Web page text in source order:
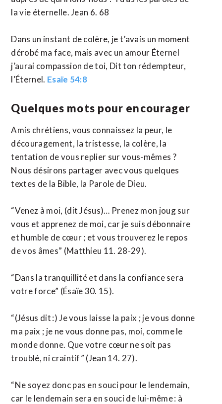
la vie éternelle. Jean 6. 68
Dans un instant de colère, je t’avais un moment
dérobé ma face, mais avec un amour Éternel
j’aurai compassion de toi, Dit ton rédempteur,
l’Éternel. Esaïe 54:8
Quelques mots pour encourager
Amis chrétiens, vous connaissez la peur, le
découragement, la tristesse, la colère, la
tentation de vous replier sur vous-mêmes ?
Nous désirons partager avec vous quelques
textes de la Bible, la Parole de Dieu.
“Venez à moi, (dit Jésus)… Prenez mon joug sur
vous et apprenez de moi, car je suis débonnaire
et humble de cœur ; et vous trouverez le repos
de vos âmes” (Matthieu 11. 28-29).
“Dans la tranquillité et dans la confiance sera
votre force” (Ésaïe 30. 15).
“(Jésus dit :) Je vous laisse la paix ; je vous donne
ma paix ; je ne vous donne pas, moi, comme le
monde donne. Que votre cœur ne soit pas
troublé, ni craintif” (Jean 14. 27).
“Ne soyez donc pas en souci pour le lendemain,
car le lendemain sera en souci de lui-même : à